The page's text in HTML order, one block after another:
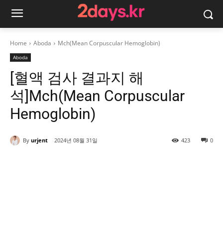
Home Aboda Mch(Mean Corpuscular Hemoglobin)
Aboda
[혈액 검사 결과지 해
석]Mch(Mean Corpuscular
Hemoglobin)
By urjent 2024년 08월 31일 0
423